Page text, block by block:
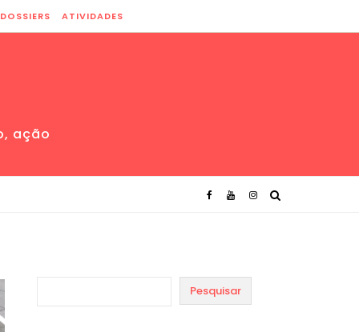
DOSSIERS ATIVIDADES
ação
Pesquisar